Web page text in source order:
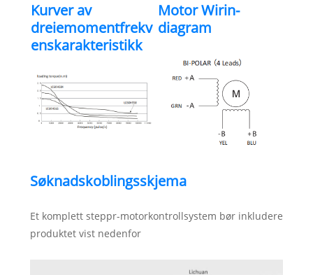
Kurver av
dreiemomentfrekv
enskarakteristikk
Motor Wirin-
diagram
Søknadskoblingsskjema
Et komplett steppr-motorkontrollsystem bør inkludere
produktet vist nedenfor